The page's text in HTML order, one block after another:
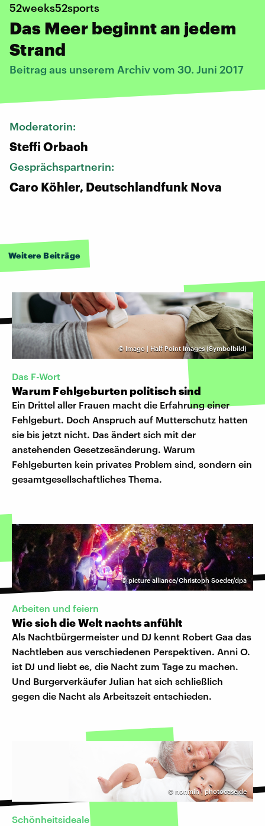
52weeks52sports
Das Meer beginnt an jedem
Strand
Beitrag aus unserem Archiv vom 30. Juni 2017
Moderatorin:
Steffi Orbach
Gesprächspartnerin:
Caro Köhler, Deutschlandfunk Nova
Weitere Beiträge
© Imago | Half Point Images (Symbolbild)
Das F-Wort
Warum Fehlgeburten politisch sind
Ein Drittel aller Frauen macht die Erfahrung einer
Fehlgeburt. Doch Anspruch auf Mutterschutz hatten
sie bis jetzt nicht. Das ändert sich mit der
anstehenden Gesetzesänderung. Warum
Fehlgeburten kein privates Problem sind, sondern ein
gesamtgesellschaftliches Thema.
©picture alliance/Christoph Soeder/dpa
Arbeiten und feiern
Wie sich die Welt nachts anfühlt
Als Nachtbürgermeister und DJ kennt Robert Gaa das
Nachtleben aus verschiedenen Perspektiven. Anni O.
ist DJ und liebt es, die Nacht zum Tage zu machen.
Und Burgerverkäufer Julian hat sich schließlich
gegen die Nacht als Arbeitszeit entschieden.
© nonmin | photocase.de
Schönheitsideale